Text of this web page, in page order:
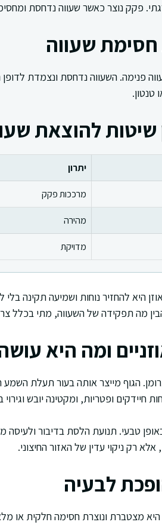
פקק נוצר כאשר שעווה נדחסת
שעווה
פנימה. השעווה נדחסת ונצמדת
טנטון.
שיטות להוצאת
יתרון
מרככות פקק
מהירה
מדויקת
היא להחזיר נוחות ושמיעה תקינה
מה תפקידה של השעווה, מתי בכלל
ומה היא
הגוף מייצר אותה בעור תעלת
ופטריות, ומקטינה יובש וגירוי
טבעי. תנועת הלסת בדיבור ולעיסה
רק ניקוי עדין של האזור החיצוני.
לבעיה
מצטברת ונוצרת חסימה חלקית או